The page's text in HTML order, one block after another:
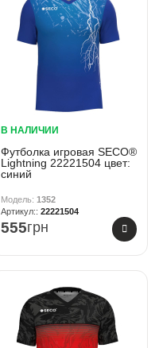
В НАЛИЧИИ
Футболка игровая SECO®
Lightning 22221504 цвет:
синий
1352
22221504
555грн